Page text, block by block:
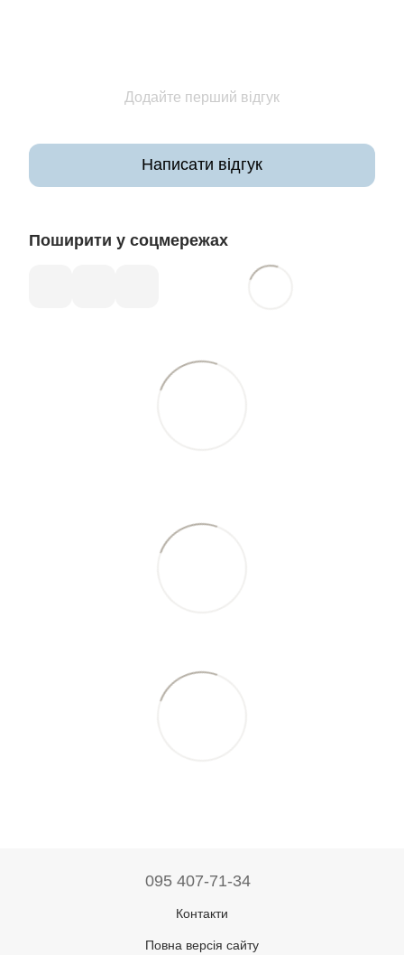
Додайте перший відгук
Написати відгук
Поширити у соцмережах
095 407-71-34
Контакти
Повна версія сайту